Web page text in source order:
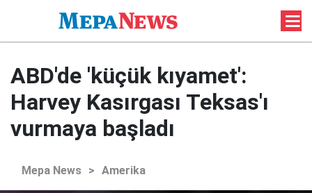
ABD'de 'küçük kıyamet':
Harvey Kasırgası Teksas'ı
vurmaya başladı
Mepa News > Amerika